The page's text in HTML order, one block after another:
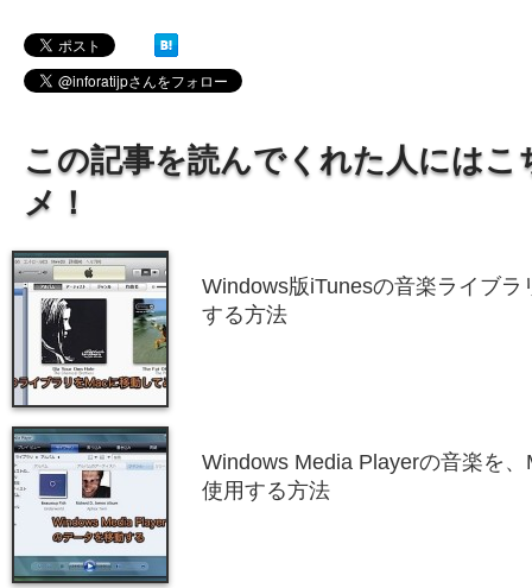
この記事を読んでくれた人にはこ
メ！
Windows版iTunesの音楽ライブ
する方法
Windows Media Playerの音楽を
使用する方法